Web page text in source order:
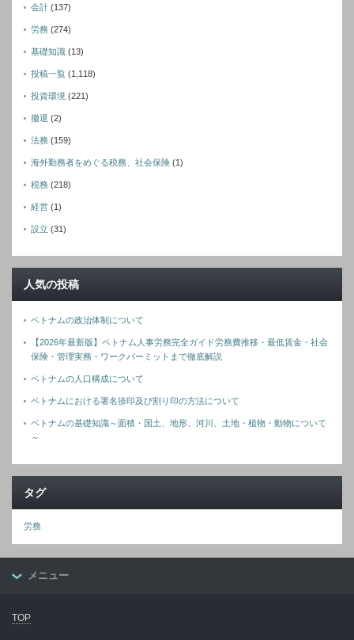
会計 (137)
労務 (274)
基礎知識 (13)
投稿一覧 (1,118)
投資環境 (221)
撤退 (2)
法務 (159)
海外勤務者をめぐる税務、社会保険 (1)
税務 (218)
経営 (1)
設立 (31)
人気の投稿
ベトナムの政治体制について
【2026年最新版】ベトナム人事労務完全ガイド労務費推移・最低賃金・社会
保険・管理実務・ワークパーミットまで徹底解説
ベトナムの人口構成について
ベトナムにおける署名捺印及び割り印の方法について
ベトナムの基礎知識～面積・国土、地形、河川、土地・植物・動物について
～
タグ
労務
メニュー
TOP